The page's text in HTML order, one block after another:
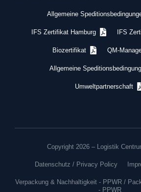
Allgemeine
IFS Zertifikat Hamburg IFS
Biozertifikat QM-
Allgemeine
Umweltpartnerschaft
Copyright 2026 – Logistik
Datenschutz / Privacy Policy
Verpackung & Nachhaltigkeit - PPWR /
- PPWR